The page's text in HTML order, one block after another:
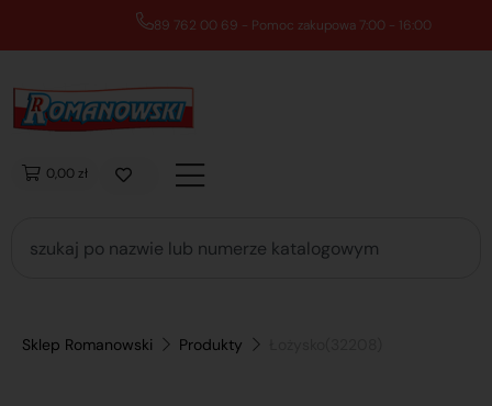
89 762 00 69 - Pomoc zakupowa 7:00 - 16:00
0,00 zł
Sklep Romanowski Produkty